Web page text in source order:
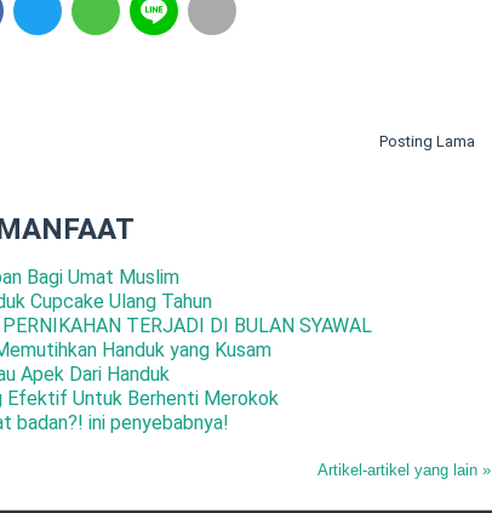
Posting Lama
Bagi Umat Muslim
Cupcake Ulang Tahun
TERJADI DI BULAN SYAWAL
Handuk yang Kusam
Apek Dari Handuk
Efektif Untuk Berhenti Merokok
badan?! ini penyebabnya!
Artikel-artikel yang lain »